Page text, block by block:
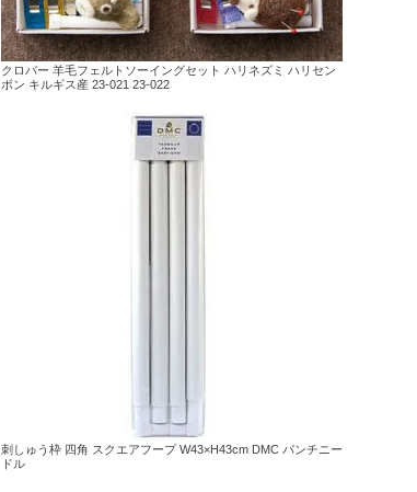
クロバー 羊毛フェルトソーイングセット ハリネズミ ハリセン
ボン キルギス産 23-021 23-022
刺しゅう枠 四角 スクエアフープ W43×H43cm DMC パンチニー
ドル